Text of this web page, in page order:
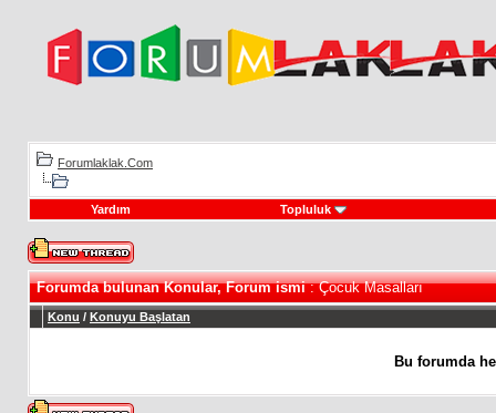
Forumlaklak.Com
Yardım Topluluk
Forumda bulunan Konular, Forum ismi: Çocuk Masalları
Konu / Konuyu Başlatan
Bu forumda